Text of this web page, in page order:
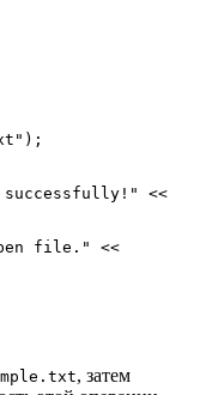
, затем